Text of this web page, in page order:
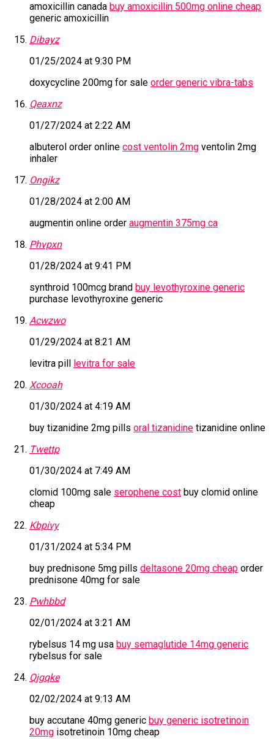
amoxicillin canada buy amoxicillin 500mg online cheap
generic amoxicillin
Dibayz
01/25/2024 at 9:30 PM
doxycycline 200mg for sale order generic vibra-tabs
Qeaxnz
01/27/2024 at 2:22 AM
albuterol order online cost ventolin 2mg ventolin 2mg
inhaler
Ongikz
01/28/2024 at 2:00 AM
augmentin online order augmentin 375mg ca
Phvpxn
01/28/2024 at 9:41 PM
synthroid 100mcg brand buy levothyroxine generic
purchase levothyroxine generic
Acwzwo
01/29/2024 at 8:21 AM
levitra pill levitra for sale
Xcooah
01/30/2024 at 4:19 AM
buy tizanidine 2mg pills oral tizanidine tizanidine online
Twettp
01/30/2024 at 7:49 AM
clomid 100mg sale serophene cost buy clomid online
cheap
Kbpivy
01/31/2024 at 5:34 PM
buy prednisone 5mg pills deltasone 20mg cheap order
prednisone 40mg for sale
Pwhbbd
02/01/2024 at 3:21 AM
rybelsus 14 mg usa buy semaglutide 14mg generic
rybelsus for sale
Qjgqke
02/02/2024 at 9:13 AM
buy accutane 40mg generic buy generic isotretinoin
20mg isotretinoin 10mg cheap